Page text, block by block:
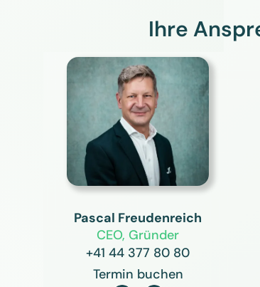
Ihre
Pascal Freudenreich
CEO, Gründer
+41 44 377 80 80
Termin buchen